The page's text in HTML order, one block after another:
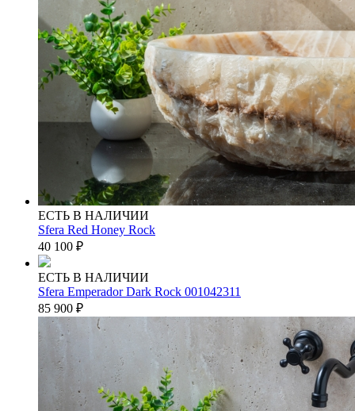
ЕСТЬ В НАЛИЧИИ
Sfera Red Honey Rock
40 100 ₽
ЕСТЬ В НАЛИЧИИ
Sfera Emperador Dark Rock 001042311
85 900 ₽